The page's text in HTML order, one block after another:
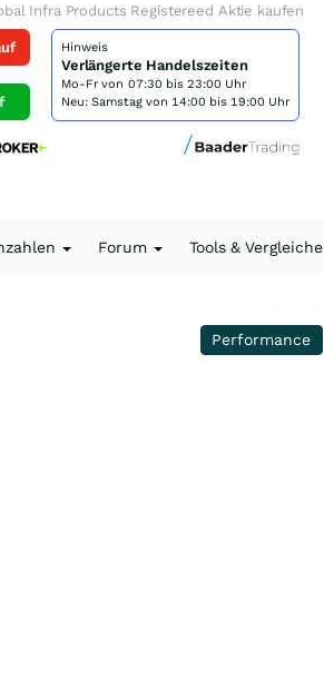
Infra Products Registereed Aktie kaufen
Hinweis
Verlängerte Handelszeiten
Mo-Fr von 07:30 bis 23:00 Uhr
Neu: Samstag von 14:00 bis 19:00 Uhr
Forum Tools & Vergleiche
Performance